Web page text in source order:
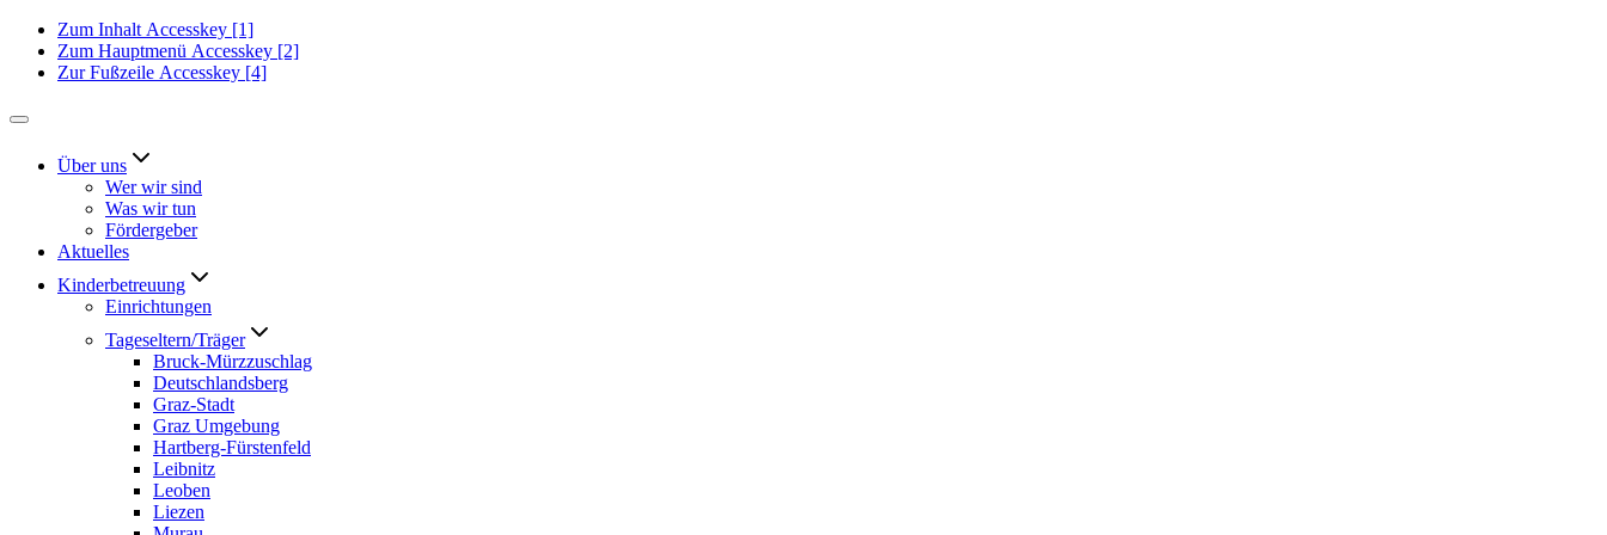
Zum Inhalt Accesskey [1]
Zum Hauptmenü Accesskey [2]
Zur Fußzeile Accesskey [4]
Über uns
Wer wir sind
Was wir tun
Fördergeber
Aktuelles
Kinderbetreuung
Einrichtungen
Tageseltern/Träger
Bruck-Mürzzuschlag
Deutschlandsberg
Graz-Stadt
Graz Umgebung
Hartberg-Fürstenfeld
Leibnitz
Leoben
Liezen